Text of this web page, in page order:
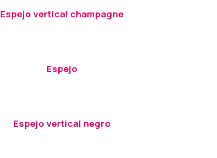
Espejo vertical champagne
Espejo
Espejo vertical negro